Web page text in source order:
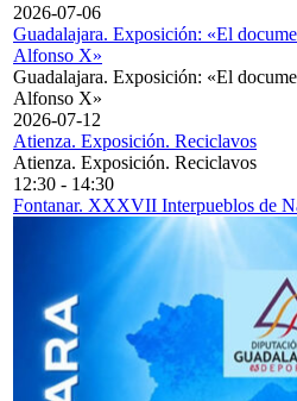
2026-07-06
Guadalajara. Exposición: «El
Alfonso X»
Guadalajara. Exposición: «El
Alfonso X»
2026-07-12
Atienza. Exposición. Reciclavos
Atienza. Exposición. Reciclavos
12:30 - 14:30
Fontanar. XXXVII Interpueblos de